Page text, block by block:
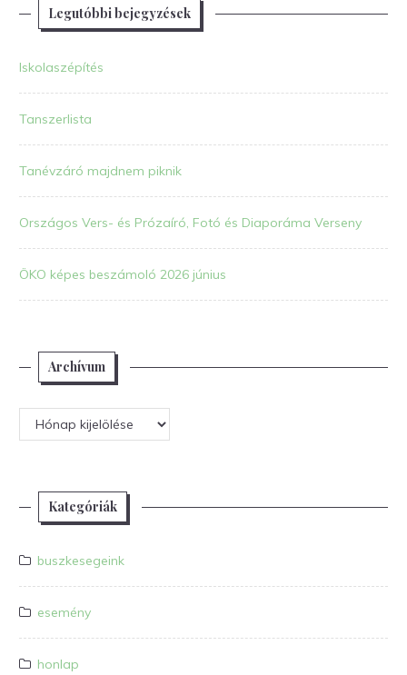
Legutóbbi bejegyzések
Iskolaszépítés
Tanszerlista
Tanévzáró majdnem piknik
Országos Vers- és Prózaíró, Fotó és Diaporáma Verseny
ÖKO képes beszámoló 2026 június
Archívum
Archívum
Kategóriák
buszkesegeink
esemény
honlap